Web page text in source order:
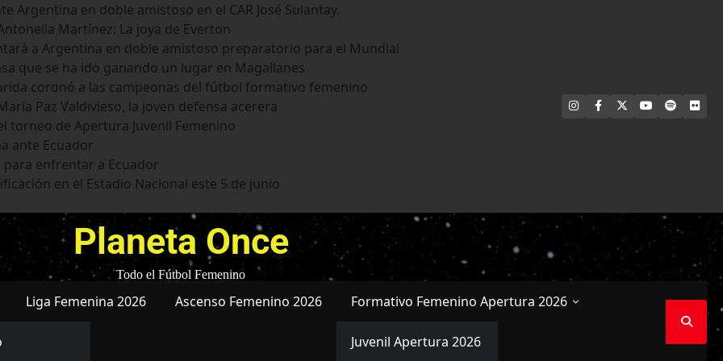
Argentina en doble amistoso en el CAR José Sulantay.
Martínez: La joya de Everton
a Argentina en doble amistoso preparatorio para el Mundial
que se ha ido ganando un lugar en Magallanes
coronó a las campeonas del fútbol formativo femenino
Paz Valdivieso, la joven defensa acerera
torneo de Apertura Juvenil Femenino
ante Ecuador
para enfrentar a Ecuador
en el Estadio Nacional este 5 de junio
INSTAGRAM
FACEBOOK YOUTUBE
SPOTIFY
Planeta Once
Todo el Fútbol Femenino
Liga Femenina 2026 Ascenso Femenino 2026 Formativo Femenino Apertura 2026
Juvenil Apertura 2026